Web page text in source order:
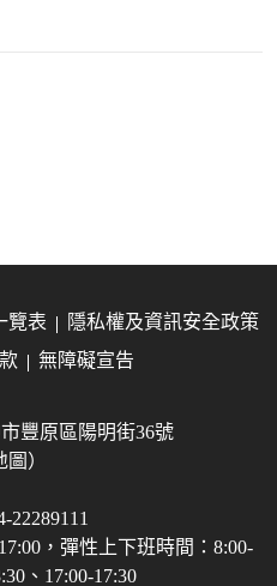
覽表
隱私權及資訊安全政策
無障礙宣告
豐原區陽明街36號
圖）
22289111
，彈性上下班時間：8:00-
、17:00-17:30